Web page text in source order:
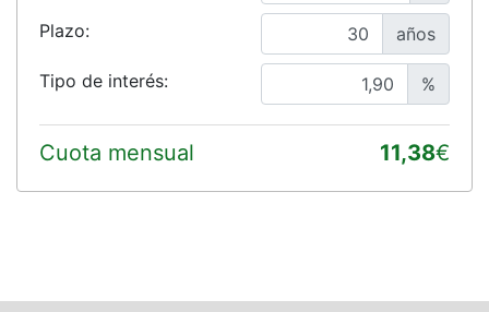
Plazo: años
Tipo de interés: %
Cuota mensual 11,38€